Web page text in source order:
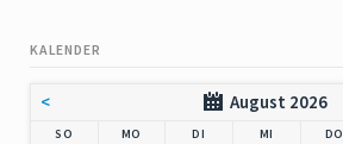
KALENDER
< August 2026
SO MO DI MI DO